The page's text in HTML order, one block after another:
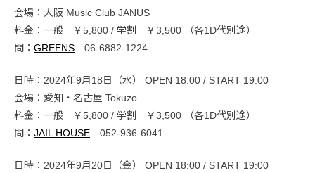
会場：大阪 Music Club JANUS
料金：一般 ￥5,800 / 学割 ￥3,500 （各1D代別途）
問： GREENS 06-6882-1224
日時：2024年9月18日（水） OPEN 18:00 / START 19:00
会場：愛知・名古屋 Tokuzo
料金：一般 ￥5,800 / 学割 ￥3,500 （各1D代別途）
問： JAIL HOUSE 052-936-6041
日時：2024年9月20日（金） OPEN 18:00 / START 19:00